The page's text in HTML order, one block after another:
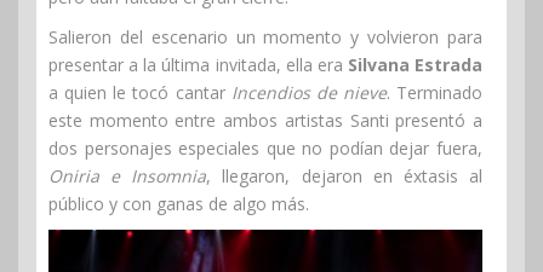
Salieron del escenario un momento y volvieron para
presentar a la última invitada, ella era Silvana Estrada
a quien le tocó cantar Incendios de nieve. Terminado
este momento entre ambos artistas Santi presentó a
dos personajes especiales que no podían dejar fuera,
Oniria e Insomnia, llegaron, dejaron en éxtasis al
público y con ganas de algo más.